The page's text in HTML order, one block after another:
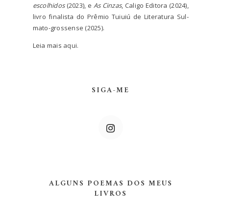
escolhidos(2023), e As Cinzas, Caligo Editora (2024),
livro finalista do Prêmio Tuiuiú de Literatura Sul-
mato-grossense (2025).
Leia mais aqui.
SIGA-ME
ALGUNS POEMAS DOS MEUS
LIVROS